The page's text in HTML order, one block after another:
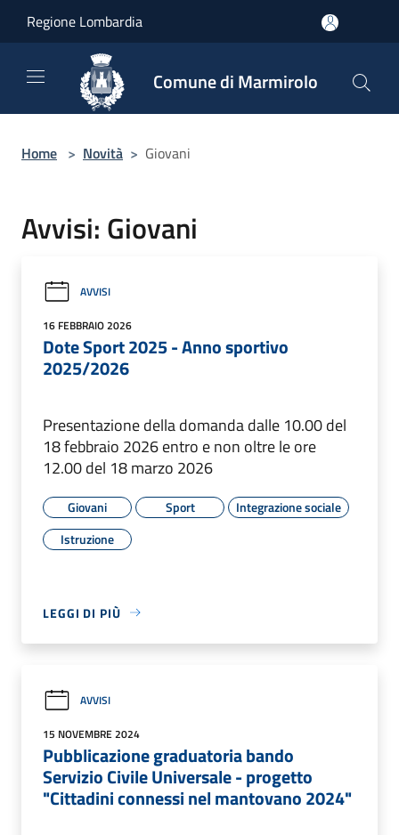
Regione Lombardia
Comune di Marmirolo
Home > Novità > Giovani
Avvisi: Giovani
AVVISI
16 FEBBRAIO 2026
Dote Sport 2025 - Anno sportivo
2025/2026
Presentazione della domanda dalle 10.00 del
18 febbraio 2026 entro e non oltre le ore
12.00 del 18 marzo 2026
Giovani Sport
Integrazione sociale
Istruzione
LEGGI DI PIÙ
AVVISI
15 NOVEMBRE 2024
Pubblicazione graduatoria bando
Servizio Civile Universale - progetto
"Cittadini connessi nel mantovano 2024"